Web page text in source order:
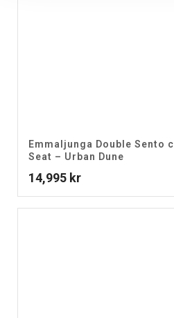
Emmaljunga Double Sento
Seat – Urban Dune
14,995 kr